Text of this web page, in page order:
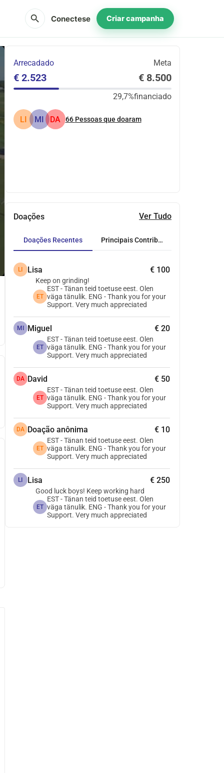
search Conectese Criar campanha
Arrecadado Meta
€ 2.523 € 8.500
29,7%financiado
LI MI DA 66 Pessoas que doaram
Doações Ver Tudo
Doações Recentes Principais Contribuidores
LI Lisa € 100
Keep on grinding!
ET
EST - Tänan teid toetuse eest. Olen
väga tänulik. ENG - Thank you for your
Support. Very much appreciated
MI Miguel € 20
ET
EST - Tänan teid toetuse eest. Olen
väga tänulik. ENG - Thank you for your
Support. Very much appreciated
DA David € 50
ET
EST - Tänan teid toetuse eest. Olen
väga tänulik. ENG - Thank you for your
Support. Very much appreciated
DA Doação anônima € 10
ET
EST - Tänan teid toetuse eest. Olen
väga tänulik. ENG - Thank you for your
Support. Very much appreciated
LI Lisa € 250
Good luck boys! Keep working hard
ET
EST - Tänan teid toetuse eest. Olen
väga tänulik. ENG - Thank you for your
Support. Very much appreciated